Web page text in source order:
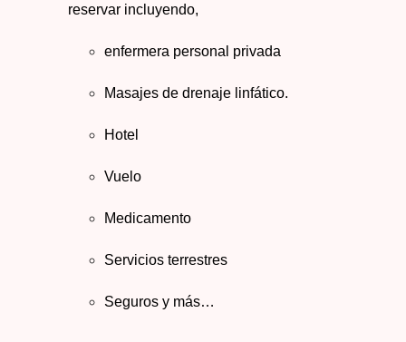
reservar incluyendo,
enfermera personal privada
Masajes de drenaje linfático.
Hotel
Vuelo
Medicamento
Servicios terrestres
Seguros y más…